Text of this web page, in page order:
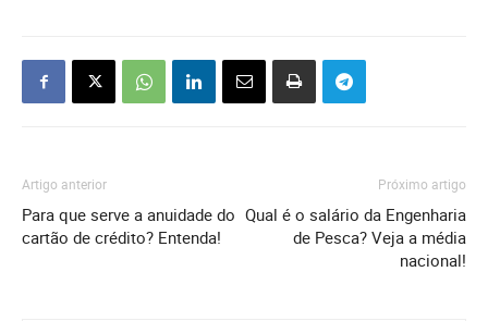
Artigo anterior
Para que serve a anuidade do
cartão de crédito? Entenda!
Próximo artigo
Qual é o salário da Engenharia
de Pesca? Veja a média
nacional!